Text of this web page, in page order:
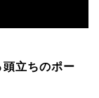
立ちのポー